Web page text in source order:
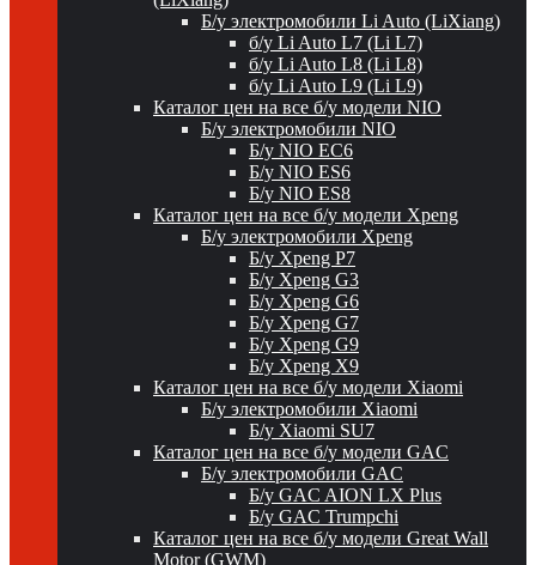
Б/у электромобили Li Auto (LiXiang)
б/у Li Auto L7 (Li L7)
б/у Li Auto L8 (Li L8)
б/у Li Auto L9 (Li L9)
Каталог цен на все б/у модели NIO
Б/у электромобили NIO
Б/у NIO EC6
Б/у NIO ES6
Б/у NIO ES8
Каталог цен на все б/у модели Xpeng
Б/у электромобили Xpeng
Б/у Xpeng P7
Б/у Xpeng G3
Б/у Xpeng G6
Б/у Xpeng G7
Б/у Xpeng G9
Б/у Xpeng X9
Каталог цен на все б/у модели Xiaomi
Б/у электромобили Xiaomi
Б/у Xiaomi SU7
Каталог цен на все б/у модели GAC
Б/у электромобили GAC
Б/у GAC AION LX Plus
Б/у GAC Trumpchi
Каталог цен на все б/у модели Great Wall
Motor (GWM)